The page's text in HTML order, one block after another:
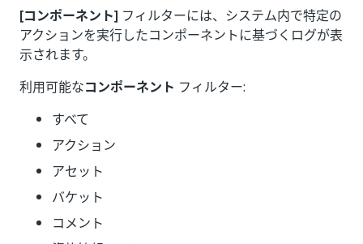
[コンポーネント] フィルターには、システム内で特定の
アクションを実行したコンポーネントに基づくログが表
示されます。
利用可能なコンポーネント フィルター:
すべて
アクション
アセット
バケット
コメント